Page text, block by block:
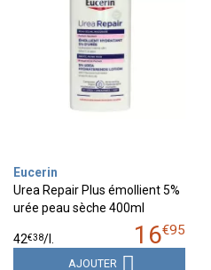
Eucerin
Urea Repair Plus émollient 5%
urée peau sèche 400ml
16€95
42€38/
AJOUTER